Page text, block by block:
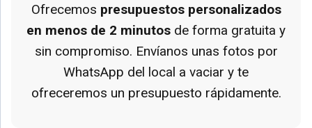
Ofrecemos presupuestos personalizados
en menos de 2 minutos de forma gratuita y
sin compromiso. Envíanos unas fotos por
WhatsApp del local a vaciar y te
ofreceremos un presupuesto rápidamente.